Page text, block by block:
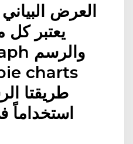
العرض البياني
يعتبر كل
طريقتا
استخداماً